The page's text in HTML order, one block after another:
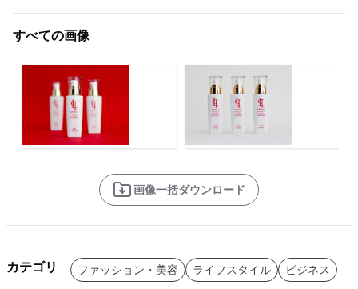
すべての画像
画像一括ダウンロード
カテゴリ ファッション・美容 ライフスタイル ビジネス